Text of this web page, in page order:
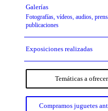
Galerías
Fotografías, vídeos, audios,
publicaciones
Exposiciones realizadas
Temáticas a ofrecer
Compramos juguetes